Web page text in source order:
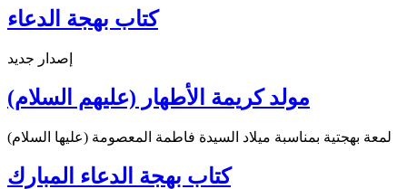
كتاب بهجة الدعاء
إصدار جديد
مولد كريمة الأطهار (عليهم السلام)
لمعة بهجتية بمناسبة ميلاد السيدة فاطمة المعصومة (عليها السلام)
كتاب بهجة الدعاء المبارك